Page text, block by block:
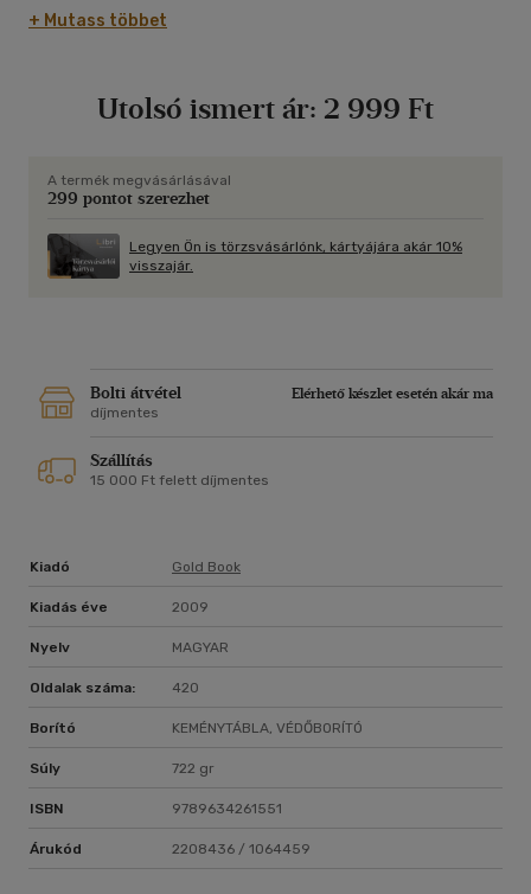
Mindeközben Erdély lángba borul: a Lépes György püspök
elviselhetetlen adóterheit nyögő jobbágyok, köznemesek és
birtokokat is csak ideig-óráig kíméli. A közelgő
sürgősen helyre kellene állítania egységét, mert a déli
határokon túl a huszitáknál és a jobbágyoknál sokszorta
számára egyre nyilvánvalóbb, hogy már csak egyetlen
emberbe vethetik reményüket: Hunyadi Jánosba.
+ Mutass többet
Utolsó ismert ár: 2 999 Ft
A termék megvásárlásával
299 pontot szerezhet
Legyen Ön is törzsvásárlónk, kártyájára akár 10%
visszajár.
Bolti átvétel
Elérhető készlet esetén akár ma
díjmentes
Szállítás
15 000 Ft felett díjmentes
Kiadó Gold Book
Kiadás éve 2009
Nyelv MAGYAR
Oldalak száma: 420
Borító KEMÉNYTÁBLA, VÉDŐBORÍTÓ
Súly 722 gr
ISBN 9789634261551
Árukód 2208436 / 1064459